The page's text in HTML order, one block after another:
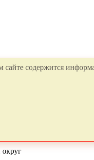
сайте содержится